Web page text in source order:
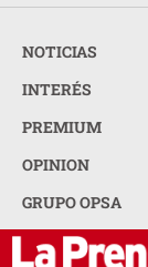
NOTICIAS
INTERÉS
PREMIUM
OPINION
GRUPO OPSA